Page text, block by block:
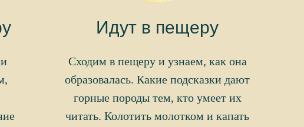
Идут в пещеру
Сходим в пещеру и узнаем, как она
образовалась. Какие подсказки дают
горные породы тем, кто умеет их
читать. Колотить молотком и капать